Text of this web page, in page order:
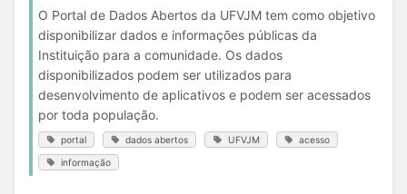
O Portal de Dados Abertos da UFVJM tem como objetivo
disponibilizar dados e informações públicas da
Instituição para a comunidade. Os dados
disponibilizados podem ser utilizados para
desenvolvimento de aplicativos e podem ser acessados
por toda população.
portal dados abertos UFVJM acesso
informação